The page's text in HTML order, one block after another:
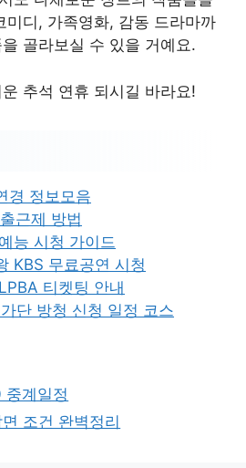
미디, 가족영화, 감동 드라마까
골라보실 수 있을 거예요.
추석 연휴 되시길 바라요!
경 정보모음
근제 방법
능 시청 가이드
KBS 무료공연 시청
티켓팅 안내
단 방청 신청 일정 코스
계일정
조건 완벽정리